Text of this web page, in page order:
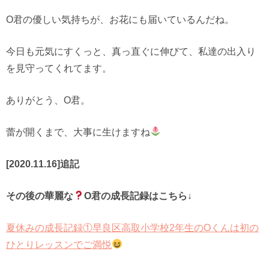
O君の優しい気持ちが、お花にも届いているんだね。
今日も元気にすくっと、真っ直ぐに伸びて、私達の出入り
を見守ってくれてます。
ありがとう、O君。
蕾が開くまで、大事に生けますね
[2020.11.16]追記
その後の華麗な O君の成長記録はこちら↓
夏休みの成長記録①早良区高取小学校2年生のOくんは初の
ひとりレッスンでご満悦